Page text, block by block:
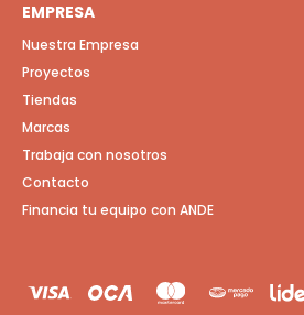
EMPRESA
Nuestra Empresa
Proyectos
Tiendas
Marcas
Trabaja con nosotros
Contacto
Financia tu equipo con ANDE